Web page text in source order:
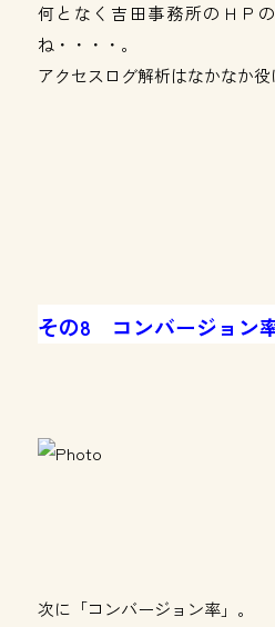
何となく吉田事務所のＨＰ
ね・・・・。
アクセスログ解析はなかなか役
その8 コンバージョン
次に「コンバージョン率」。